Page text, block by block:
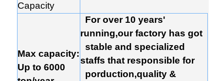
Capacity
Max capacity:
Up to 6000
For over 10 years'
running,our factory has got
stable and specialized
staffs that responsible for
porduction,quality &